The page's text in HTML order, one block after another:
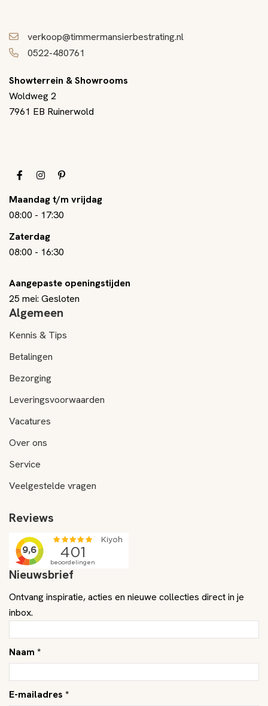
verkoop@timmermansierbestrating.nl
0522-480761
Showterrein & Showrooms
Woldweg 2
7961 EB Ruinerwold
Maandag t/m vrijdag
08:00 - 17:30
Zaterdag
08:00 - 16:30
Aangepaste openingstijden
25 mei: Gesloten
Algemeen
Kennis & Tips
Betalingen
Bezorging
Leveringsvoorwaarden
Vacatures
Over ons
Service
Veelgestelde vragen
Reviews
Nieuwsbrief
Ontvang inspiratie, acties en nieuwe collecties direct in je
inbox.
Naam *
E-mailadres *